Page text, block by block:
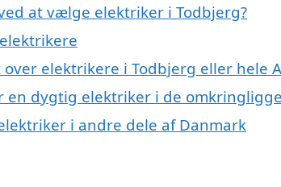
at vælge elektriker i Todbjerg?
over elektrikere i Todbjerg eller hele
en dygtig elektriker i de
i andre dele af Danmark